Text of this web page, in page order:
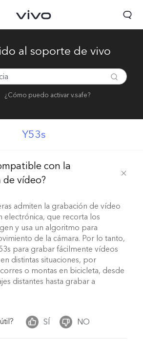
| Seleccione país/región
al soporte de vivo
¿Cómo puedo activar v.safe?
Y53s
con la
vídeo?
admiten la grabación de vídeo
electrónica, que recorta los
y usa un algoritmo para
de la cámara. Por lo tanto,
para grabar fácilmente vídeos
distintas situaciones, por
o montas en bicicleta, desde
distantes hasta grabar a
SÍ NO